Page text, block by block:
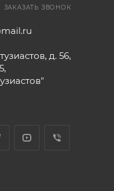
ЗАКАЗАТЬ ЗВОНОК
д. 56,